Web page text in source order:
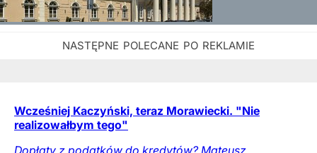
Wcześniej Kaczyński, teraz Morawiecki. "Nie
realizowałbym tego"
Dopłaty z podatków do kredytów? Mateusz